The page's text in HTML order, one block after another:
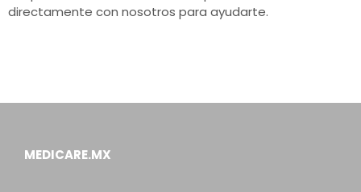
directamente con nosotros para ayudarte.
MEDICARE.MX